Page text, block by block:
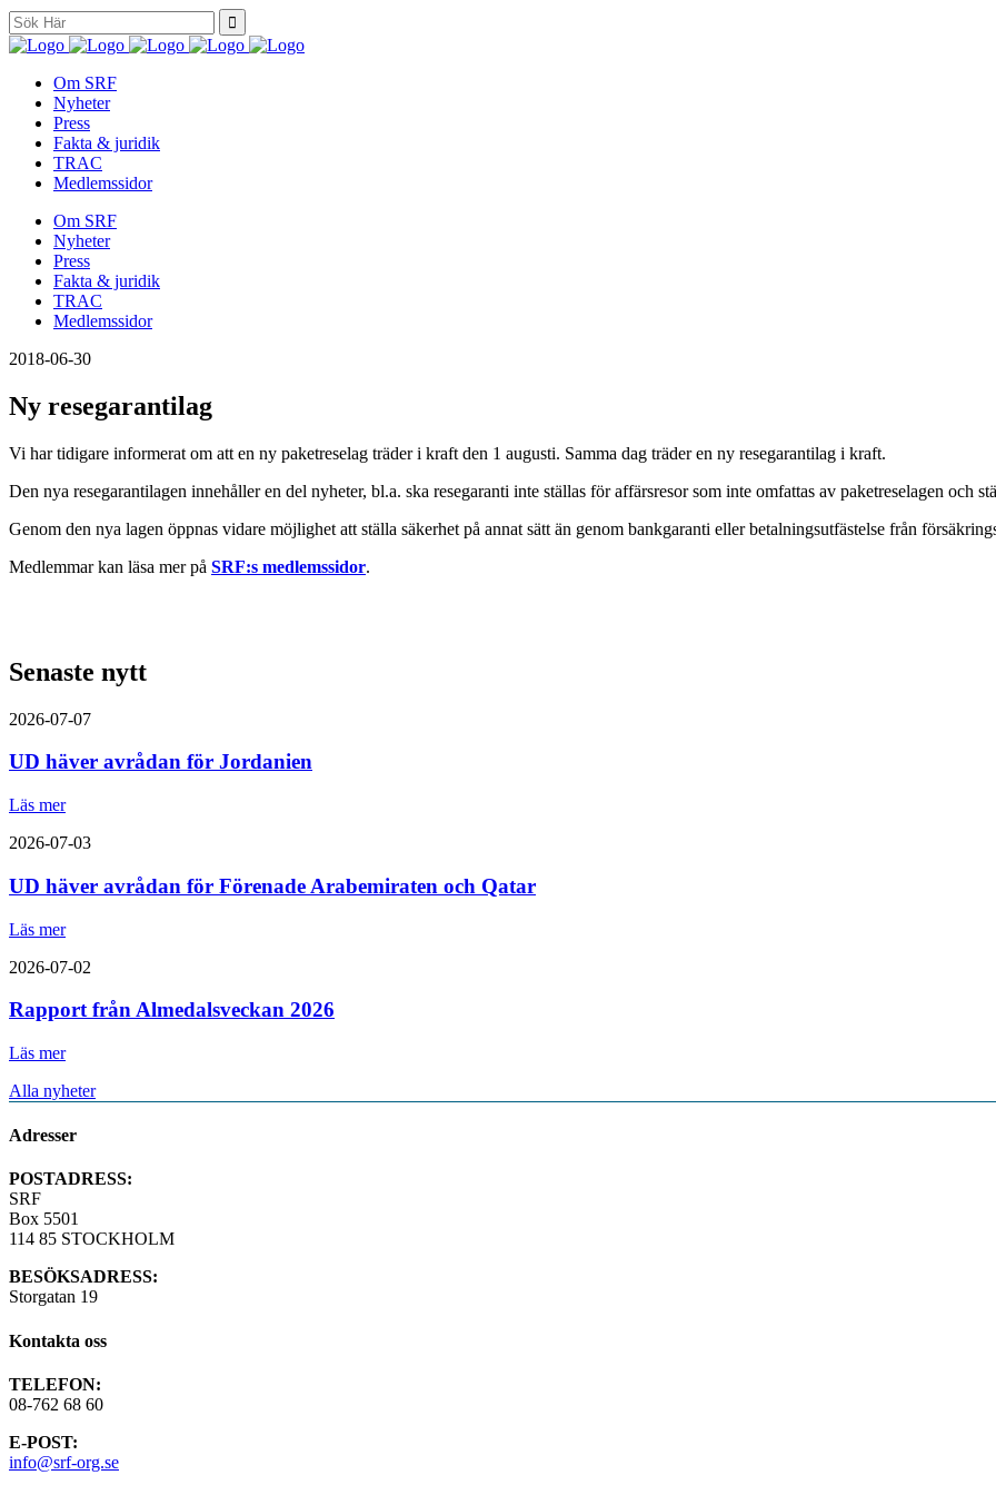
Search
for:
Om SRF
Nyheter
Press
Fakta & juridik
TRAC
Medlemssidor
Om SRF
Nyheter
Press
Fakta & juridik
TRAC
Medlemssidor
2018-06-30
Ny resegarantilag
Vi har tidigare informerat om att en ny paketreselag träder i kraft den 1 augusti. Samma dag träder en ny resegarantilag i kraft.
Den nya resegarantilagen innehåller en del nyheter, bl.a. ska resegaranti inte ställas för affärsresor som inte omfattas av paketreselagen och
Genom den nya lagen öppnas vidare möjlighet att ställa säkerhet på annat sätt än genom bankgaranti eller betalningsutfästelse från
Medlemmar kan läsa mer på SRF:s medlemssidor.
Senaste nytt
2026-07-07
UD häver avrådan för Jordanien
Läs mer
2026-07-03
UD häver avrådan för Förenade Arabemiraten och Qatar
Läs mer
2026-07-02
Rapport från Almedalsveckan 2026
Läs mer
Alla nyheter
Adresser
POSTADRESS:
SRF
Box 5501
114 85 STOCKHOLM
BESÖKSADRESS:
Storgatan 19
Kontakta oss
TELEFON:
08-762 68 60
E-POST:
info@srf-org.se